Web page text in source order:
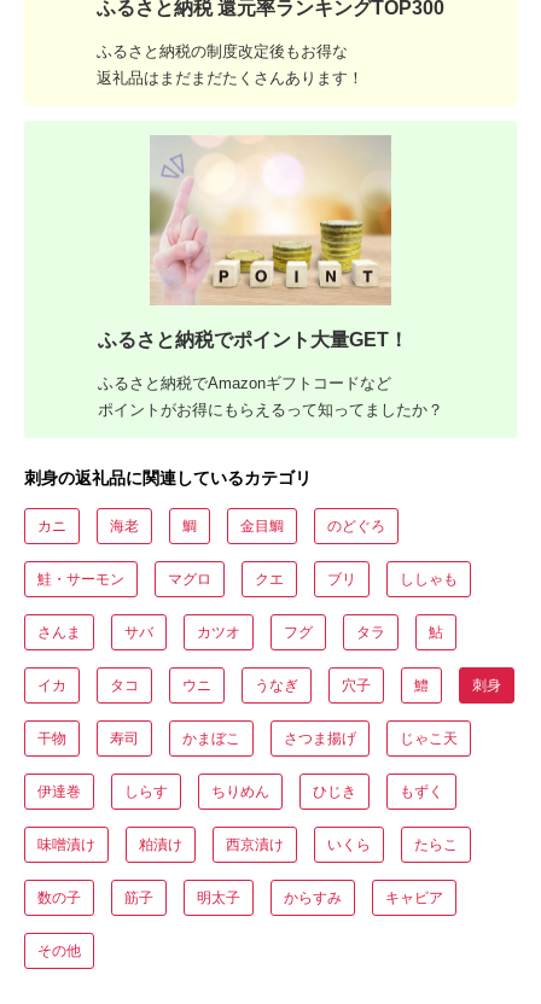
ふるさと納税 還元率ランキングTOP300
ふるさと納税の制度改定後もお得な
返礼品はまだまだたくさんあります！
ふるさと納税でポイント大量GET！
ふるさと納税でAmazonギフトコードなど
ポイントがお得にもらえるって知ってましたか？
刺身の返礼品に関連しているカテゴリ
カニ 海老 鯛 金目鯛 のどぐろ
鮭・サーモン マグロ クエ ブリ ししゃも
さんま サバ カツオ フグ タラ 鮎
イカ タコ ウニ うなぎ 穴子 鱧 刺身
干物 寿司 かまぼこ さつま揚げ じゃこ天
伊達巻 しらす ちりめん ひじき もずく
味噌漬け 粕漬け 西京漬け いくら たらこ
数の子 筋子 明太子 からすみ キャビア
その他